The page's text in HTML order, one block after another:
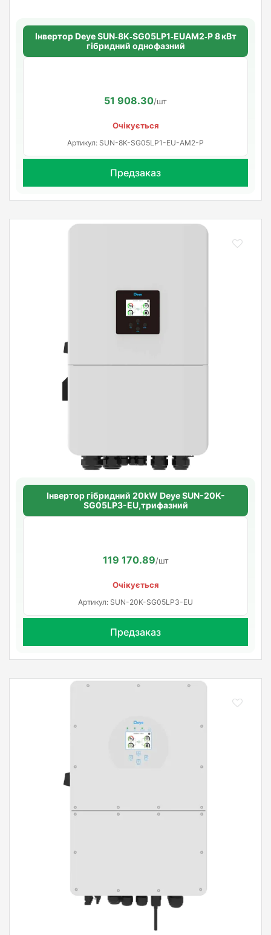
Інвертор Deye SUN‑8K‑SG05LP1‑EUAM2‑P 8 кВт
гібридний однофазний
51 908.30/шт
Очікується
Артикул: SUN-8K-SG05LP1-EU-AM2-P
Предзаказ
Інвертор гібридний 20kW Deye SUN-20K-
SG05LP3-EU,трифазний
119 170.89/шт
Очікується
Артикул: SUN-20K-SG05LP3-EU
Предзаказ